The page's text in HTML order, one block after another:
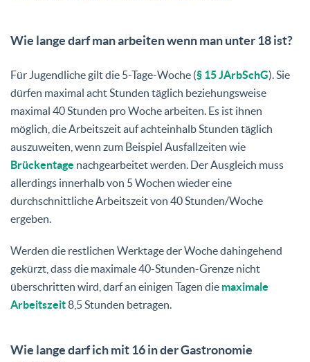
Wie lange darf man arbeiten wenn man unter 18 ist?
Für Jugendliche gilt die 5-Tage-Woche (§ 15 JArbSchG). Sie
dürfen maximal acht Stunden täglich beziehungsweise
maximal 40 Stunden pro Woche arbeiten. Es ist ihnen
möglich, die Arbeitszeit auf achteinhalb Stunden täglich
auszuweiten, wenn zum Beispiel Ausfallzeiten wie
Brückentage nachgearbeitet werden. Der Ausgleich muss
allerdings innerhalb von 5 Wochen wieder eine
durchschnittliche Arbeitszeit von 40 Stunden/Woche
ergeben.
Werden die restlichen Werktage der Woche dahingehend
gekürzt, dass die maximale 40-Stunden-Grenze nicht
überschritten wird, darf an einigen Tagen die maximale
Arbeitszeit8,5 Stunden betragen.
Wie lange darf ich mit 16 in der Gastronomie